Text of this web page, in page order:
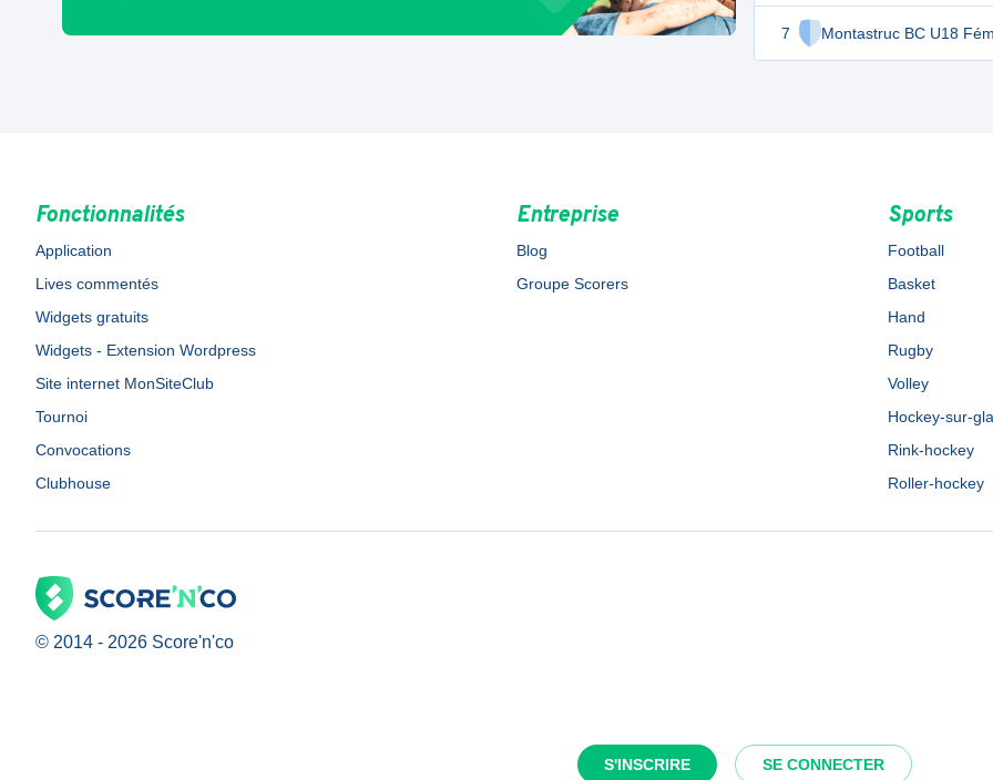
S'INSCRIRE SE CONNECTER
7 Montastruc BC U18
Fonctionnalités
Application
Lives commentés
Widgets gratuits
Widgets - Extension Wordpress
Site internet MonSiteClub
Tournoi
Convocations
Clubhouse
Entreprise
Blog
Groupe Scorers
Sports
Football
Basket
Hand
Rugby
Volley
Hockey-sur-
Rink-hockey
Roller-hockey
© 2014 - 2026 Score'n'co